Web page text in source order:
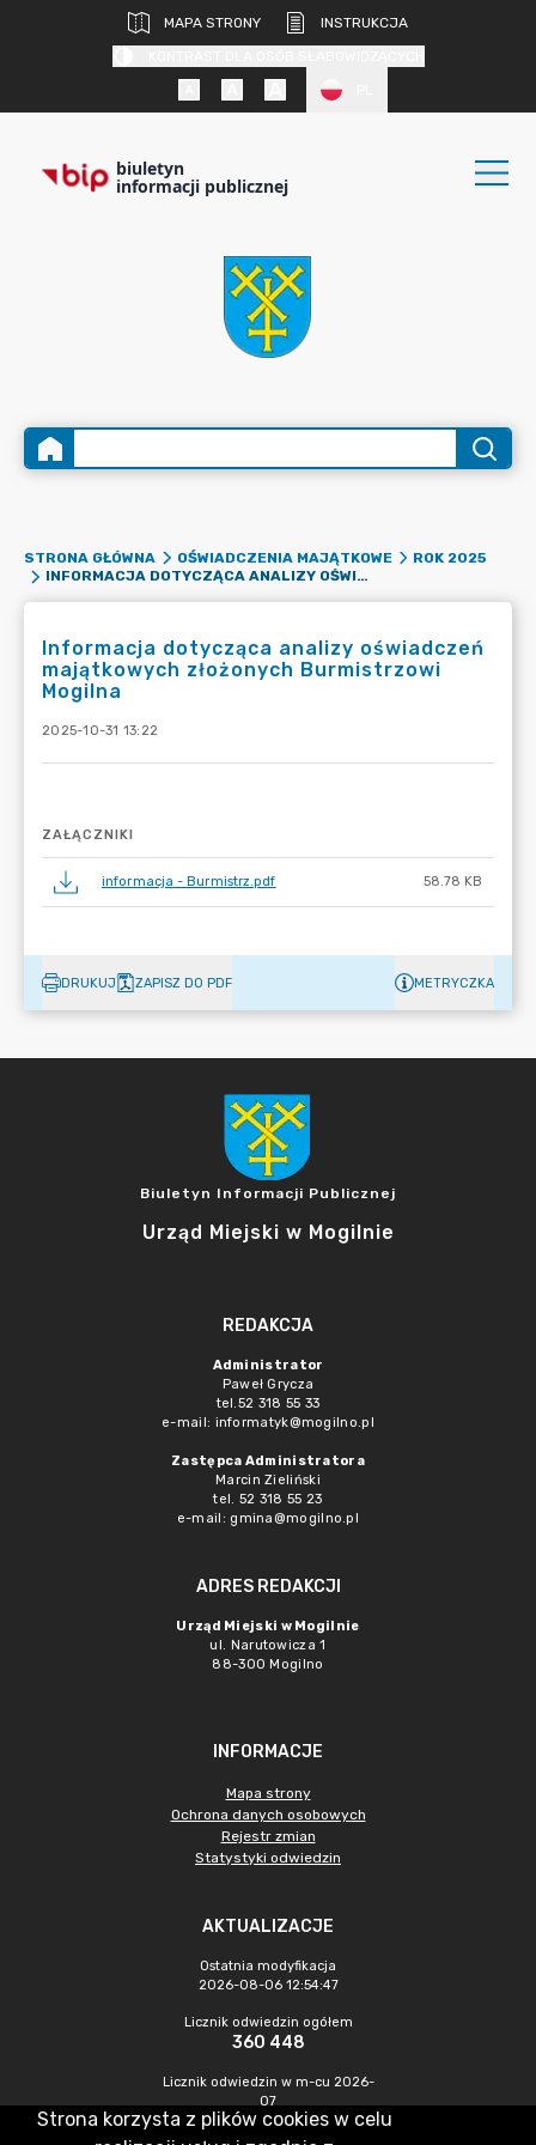
MAPA STRONY
INSTRUKCJA
biuletyn
informacji publicznej
STRONA GŁÓWNA OŚWIADCZENIA MAJĄTKOWE
ROK 2025
INFORMACJA DOTYCZĄCA ANALIZY OŚWIADCZEŃ MAJĄTKOWYCH ZŁOŻONYCH BURMISTRZOWI MOGILNA
Informacja dotycząca analizy oświadczeń
majątkowych złożonych Burmistrzowi
Mogilna
2025-10-31 13:22
ZAŁĄCZNIKI
informacja - Burmistrz.pdf 58.78 KB
DRUKUJ ZAPISZ DO PDF METRYCZKA
Biuletyn Informacji Publicznej
Urząd Miejski w Mogilnie
REDAKCJA
Administrator
Paweł Grycza
tel.52 318 55 33
e-mail: informatyk@mogilno.pl
Zastępca Administratora
Marcin Zieliński
tel. 52 318 55 23
e-mail: gmina@mogilno.pl
ADRES REDAKCJI
Urząd Miejski w Mogilnie
ul. Narutowicza 1
88-300 Mogilno
INFORMACJE
Mapa strony
Ochrona danych osobowych
Rejestr zmian
Statystyki odwiedzin
AKTUALIZACJE
Ostatnia modyfikacja
2026-08-06 12:54:47
Licznik odwiedzin ogółem
360 448
Licznik odwiedzin w m-cu 2026-
07
1 093
Strona korzysta z plików cookies w celu